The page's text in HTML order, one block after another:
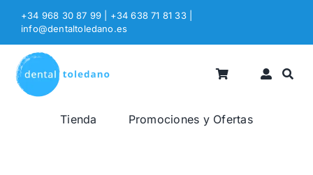
Saltar
contenido
+34 968 30 87 99 | +34 638 71 81 33
info@dentaltoledano.es
Tienda Promociones y Ofertas